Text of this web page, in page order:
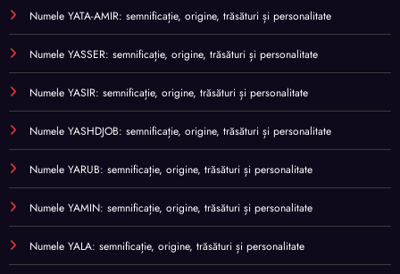
Numele YATA-AMIR: semnificație, origine, trăsături și personalitate
Numele YASSER: semnificație, origine, trăsături și personalitate
Numele YASIR: semnificație, origine, trăsături și personalitate
Numele YASHDJOB: semnificație, origine, trăsături și personalitate
Numele YARUB: semnificație, origine, trăsături și personalitate
Numele YAMIN: semnificație, origine, trăsături și personalitate
Numele YALA: semnificație, origine, trăsături și personalitate